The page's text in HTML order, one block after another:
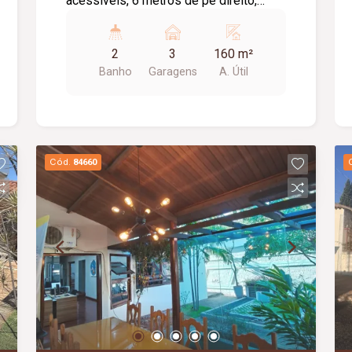
livre, piso em cimento liso.
2
Banho
3
Garagens
160 m²
A. Útil
Cód. 84660